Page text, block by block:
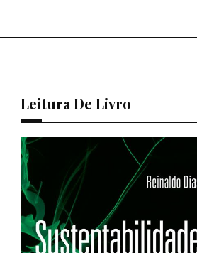
Leitura De Livro